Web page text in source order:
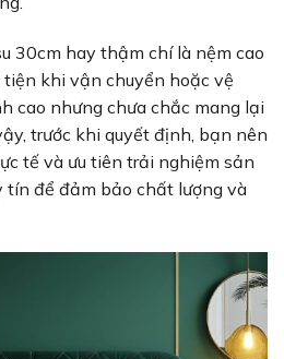
30cm hay thậm chí là nệm cao
khi vận chuyển hoặc vệ
cao nhưng chưa chắc mang lại
trước khi quyết định, bạn nên
tế và ưu tiên trải nghiệm sản
tín để đảm bảo chất lượng và